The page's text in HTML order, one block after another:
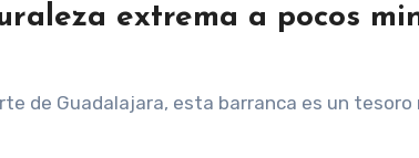
extrema a pocos
de Guadalajara, esta barranca es un tesoro